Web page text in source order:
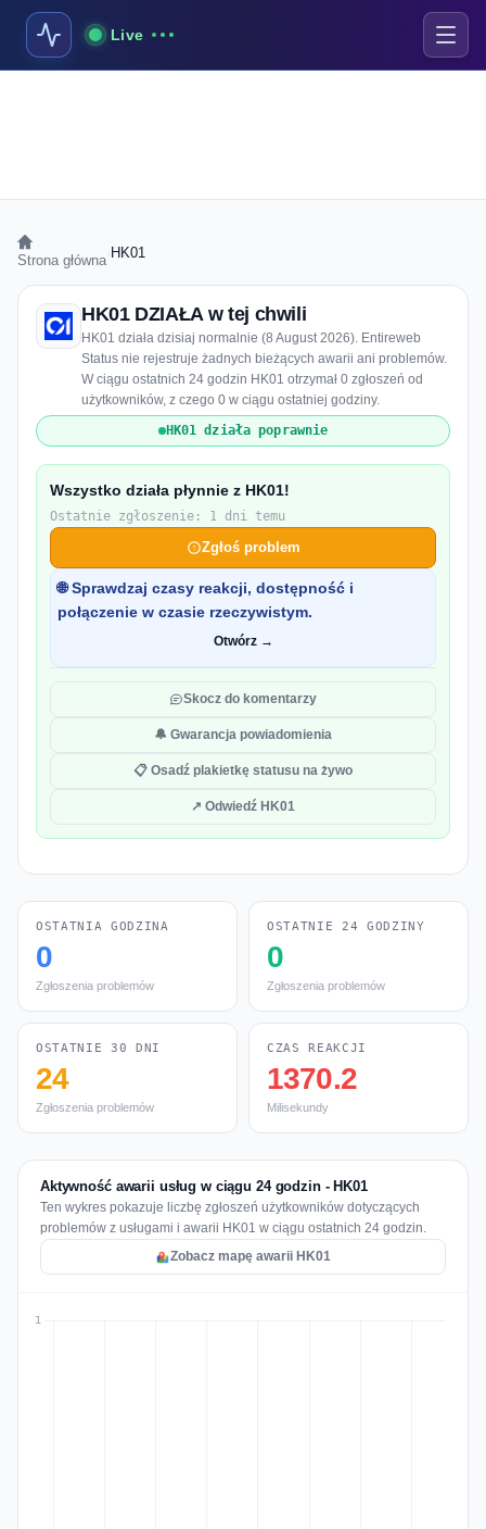
Live
Strona główna HK01
HK01 DZIAŁA w tej chwili
HK01 działa dzisiaj normalnie (8 August 2026). Entireweb
Status nie rejestruje żadnych bieżących awarii ani problemów.
W ciągu ostatnich 24 godzin HK01 otrzymał 0 zgłoszeń od
użytkowników, z czego 0 w ciągu ostatniej godziny.
HK01 działa poprawnie
Wszystko działa płynnie z HK01!
Ostatnie zgłoszenie: 1 dni temu
Zgłoś problem
🌐 Sprawdzaj czasy reakcji, dostępność i
połączenie w czasie rzeczywistym.
Otwórz →
Skocz do komentarzy
🔔 Gwarancja powiadomienia
📋 Osadź plakietkę statusu na żywo
↗ Odwiedź HK01
OSTATNIA GODZINA
0
Zgłoszenia problemów
OSTATNIE 24 GODZINY
0
Zgłoszenia problemów
OSTATNIE 30 DNI
24
Zgłoszenia problemów
CZAS REAKCJI
1370.2
Milisekundy
Aktywność awarii usług w ciągu 24 godzin - HK01
Ten wykres pokazuje liczbę zgłoszeń użytkowników dotyczących
problemów z usługami i awarii HK01 w ciągu ostatnich 24 godzin.
Zobacz mapę awarii HK01